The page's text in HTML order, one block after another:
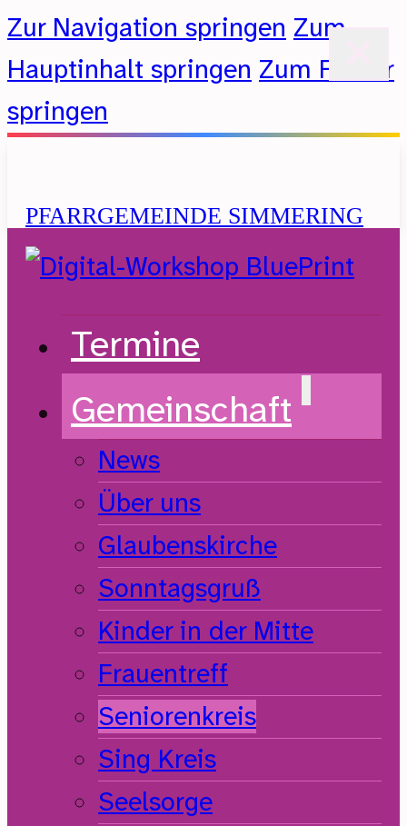
Zur Navigation springen Zum
Hauptinhalt springen Zum Footer
springen
PFARRGEMEINDE SIMMERING
Termine
Gemeinschaft
News
Über uns
Glaubenskirche
Sonntagsgruß
Kinder in der Mitte
Frauentreff
Seniorenkreis
Sing Kreis
Seelsorge